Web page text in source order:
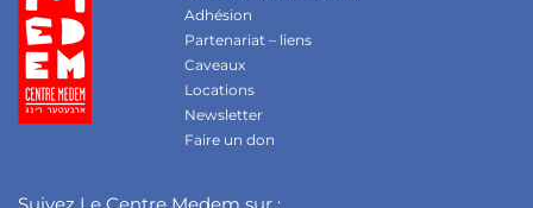
Adhésion
Partenariat – liens
Caveaux
Locations
Newsletter
Faire un don